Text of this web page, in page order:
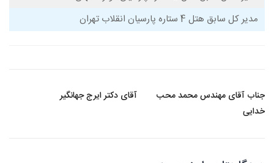
مدیر کل سابق هتل 4 ستاره پارسیان انقلاب تهران
جناب آقای مهندس محمد محب
خدایی
آقای دکتر ایرج جهانگیر